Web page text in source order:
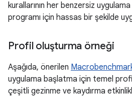
kurallarının her benzersiz
programı için hassas bir şekilde
Profil oluşturma örneği
Aşağıda, önerilen
uygulama başlatma için temel profil
çeşitli gezinme ve kaydırma